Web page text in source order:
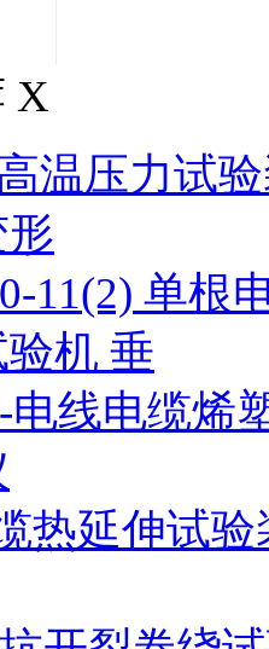
X
温压力试
11(2) 单根
机 垂
电线电缆烯
热延伸试